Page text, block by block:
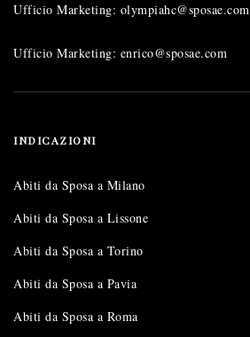
Ufficio Marketing: olympiahc@sposae.com
Ufficio Marketing: enrico@sposae.com
INDICAZIONI
Abiti da Sposa a Milano
Abiti da Sposa a Lissone
Abiti da Sposa a Torino
Abiti da Sposa a Pavia
Abiti da Sposa a Roma